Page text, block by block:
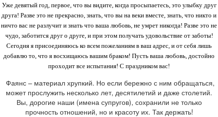
Уже девятый год, первое, что вы видите, когда просыпаетесь, это улыбку друг
друга! Разве это не прекрасно, знать, что вы на веки вместе, знать, что никто и
ничто вас не разлучит и знать что ваша любовь, не умрет никогда! Разве это не
чудо, заботится друг о друге, и при этом получать удовольствие от заботы!
Сегодня я присоединяюсь ко всем пожеланиям в ваш адрес, и от себя лишь
добавлю то, что я восхищаюсь вашим браком! Пусть ваша любовь, достойно
проходит все испытания! С праздником вас!
Фаянс – материал хрупкий. Но если бережно с ним обращаться,
может прослужить несколько лет, десятилетий и даже столетий.
Вы, дорогие наши (имена супругов), сохранили не только
прочность отношений, но и красоту их. Так держать!